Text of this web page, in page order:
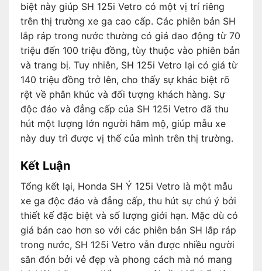
biệt này giúp SH 125i Vetro có một vị trí riêng
trên thị trường xe ga cao cấp. Các phiên bản SH
lắp ráp trong nước thường có giá dao động từ 70
triệu đến 100 triệu đồng, tùy thuộc vào phiên bản
và trang bị. Tuy nhiên, SH 125i Vetro lại có giá từ
140 triệu đồng trở lên, cho thấy sự khác biệt rõ
rệt về phân khúc và đối tượng khách hàng. Sự
độc đáo và đẳng cấp của SH 125i Vetro đã thu
hút một lượng lớn người hâm mộ, giúp mẫu xe
này duy trì được vị thế của mình trên thị trường.
Kết Luận
Tổng kết lại, Honda SH Ý 125i Vetro là một mẫu
xe ga độc đáo và đẳng cấp, thu hút sự chú ý bởi
thiết kế đặc biệt và số lượng giới hạn. Mặc dù có
giá bán cao hơn so với các phiên bản SH lắp ráp
trong nước, SH 125i Vetro vẫn được nhiều người
săn đón bởi vẻ đẹp và phong cách mà nó mang